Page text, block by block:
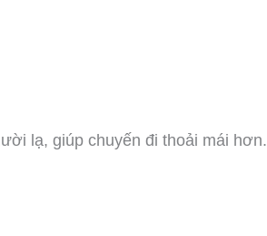
lạ, giúp chuyến đi thoải mái hơn.